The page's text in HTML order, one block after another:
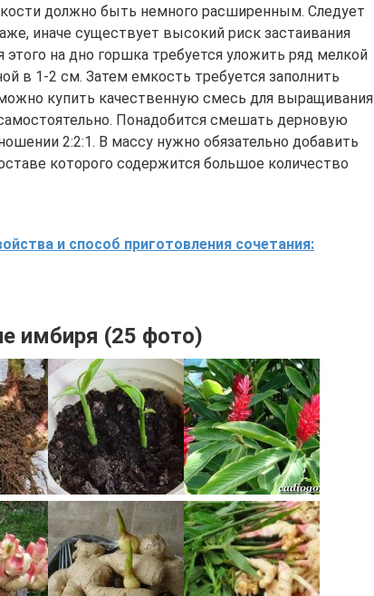
должно быть немного расширенным. Следует
иначе существует высокий риск застаивания
этого на дно горшка требуется уложить ряд мелкой
в 1-2 см. Затем емкость требуется заполнить
купить качественную смесь для выращивания
Понадобится смешать дерновую
2:2:1. В массу нужно обязательно добавить
которого содержится большое количество
и способ приготовления сочетания:
имбиря (25 фото)